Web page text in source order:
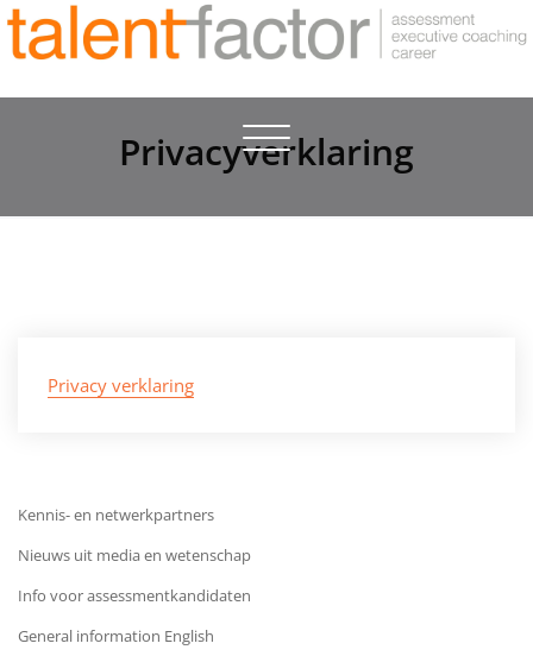
Toggle
navigation
Privacyverklaring
Privacy verklaring
Kennis- en netwerkpartners
Nieuws uit media en wetenschap
Info voor assessmentkandidaten
General information English